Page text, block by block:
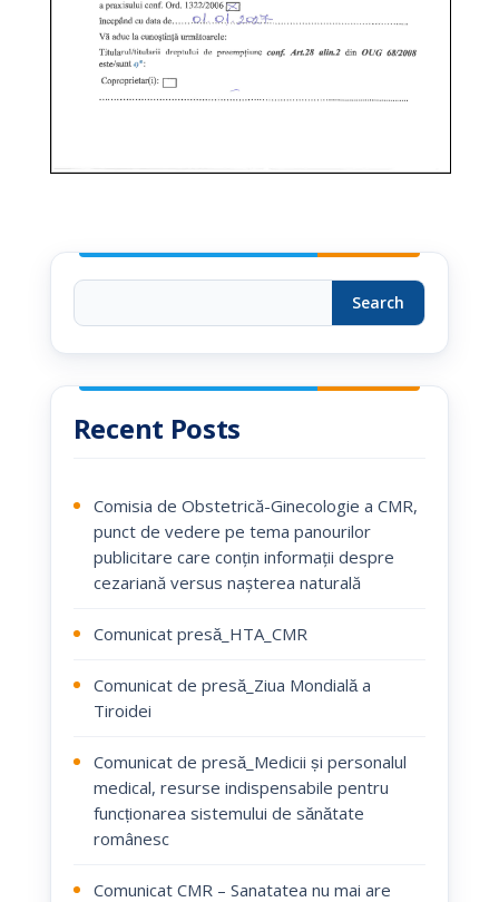
Search
Recent Posts
Comisia de Obstetrică-Ginecologie a CMR,
punct de vedere pe tema panourilor
publicitare care conțin informații despre
cezariană versus nașterea naturală
Comunicat presă_HTA_CMR
Comunicat de presă_Ziua Mondială a
Tiroidei
Comunicat de presă_Medicii și personalul
medical, resurse indispensabile pentru
funcționarea sistemului de sănătate
românesc
Comunicat CMR – Sanatatea nu mai are